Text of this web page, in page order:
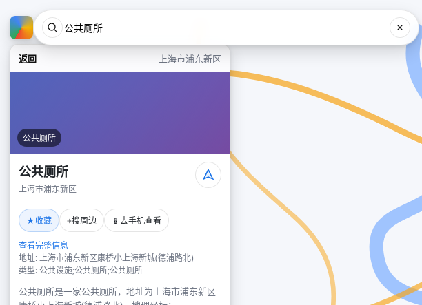
返回 上海市浦东新区
公共厕所
公共厕所
上海市浦东新区
★收藏 ⌖搜周边 📱 去手机查看
查看完整信息
地址: 上海市浦东新区康桥小上海新城(德浦路北)
类型: 公共设施;公共厕所;公共厕所
公共厕所是一家公共厕所，地址为上海市浦东新区